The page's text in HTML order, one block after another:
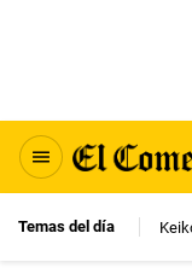
Temas del día